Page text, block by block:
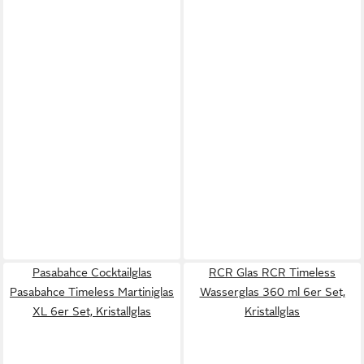
Pasabahce Cocktailglas
Pasabahce Timeless Martiniglas
XL 6er Set, Kristallglas
RCR Glas RCR Timeless
Wasserglas 360 ml 6er Set,
Kristallglas